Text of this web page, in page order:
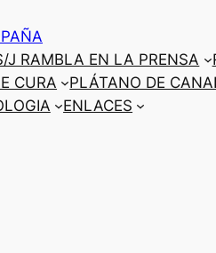
J RAMBLA EN LA PRENSA
CURA PLÁTANO DE
ENLACES